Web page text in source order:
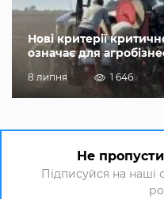
Нові критерії
означає для
8 липня 1 646
Не
Підписуйся на наші